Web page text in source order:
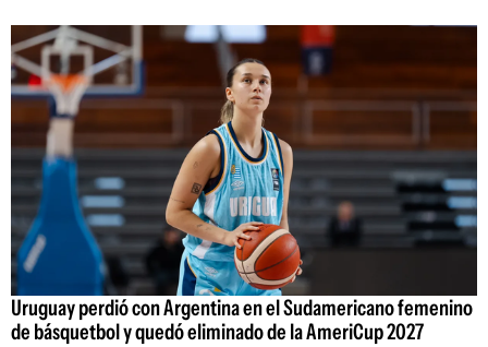
Uruguay perdió con Argentina en el Sudamericano femenino
de básquetbol y quedó eliminado de la AmeriCup 2027